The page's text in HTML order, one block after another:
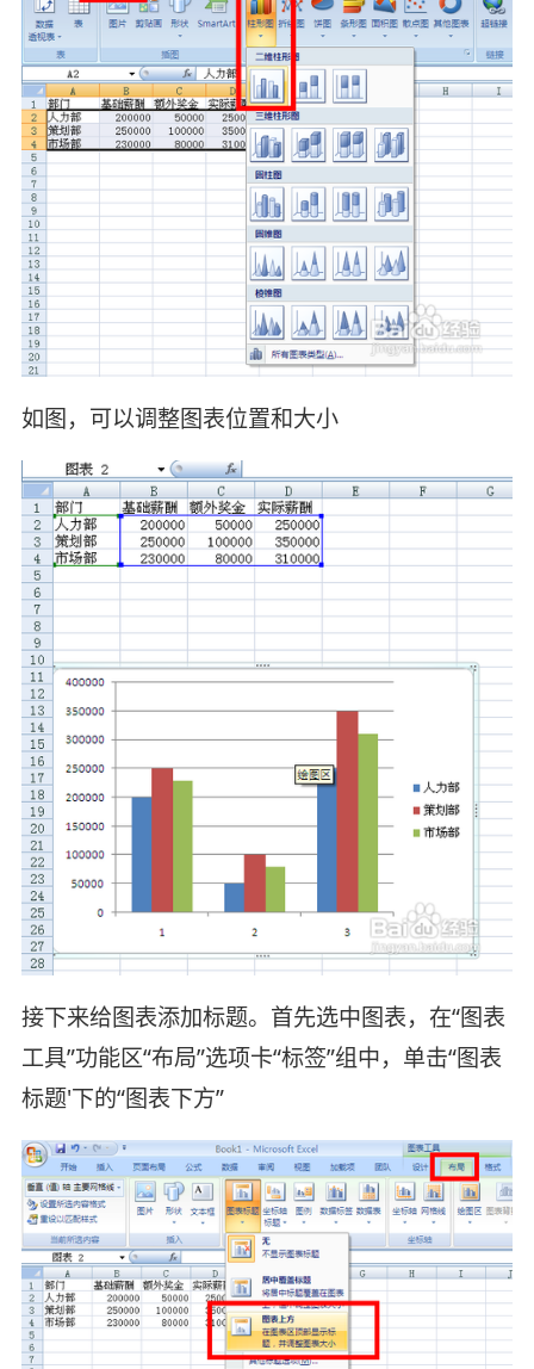
如图，可以调整图表位置和大小
接下来给图表添加标题。首先选中图表，在“图表
工具”功能区“布局”选项卡“标签”组中，单击“图表
标题'下的“图表下方”